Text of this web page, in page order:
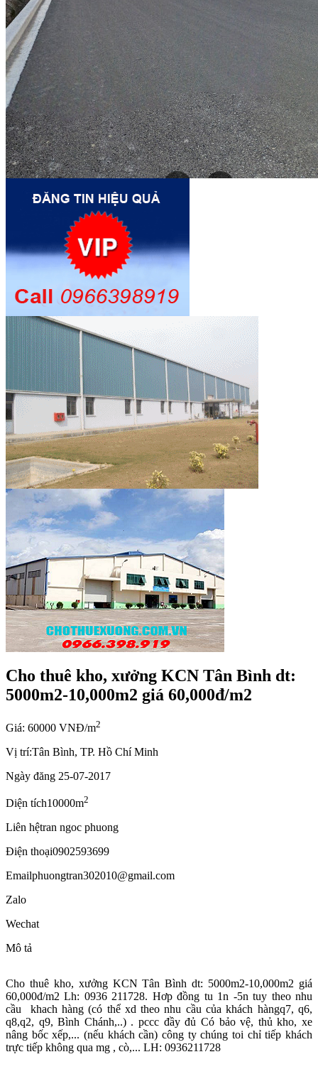
Cho thuê kho, xưởng KCN Tân Bình dt:
5000m2-10,000m2 giá 60,000đ/m2
Giá: 60000 VNĐ/m2
Vị trí:Tân Bình, TP. Hồ Chí Minh
Ngày đăng 25-07-2017
Diện tích10000m2
Liên hệtran ngoc phuong
Điện thoại0902593699
Emailphuongtran302010@gmail.com
Zalo
Wechat
Mô tả
Cho thuê kho, xưởng KCN Tân Bình dt: 5000m2-10,000m2 giá
60,000đ/m2 Lh: 0936 211728. Hơp đồng tu 1n -5n tuy theo nhu
cầu
khach hàng (có thể xd theo nhu cầu của khách hàngq7, q6,
q8,q2, q9, Bình Chánh,..) . pccc đầy đủ Có bảo vệ, thủ kho, xe
nâng bốc xếp,... (nếu khách cần) công ty chúng toi chỉ tiếp khách
trực tiếp không qua mg , cò,... LH: 0936211728